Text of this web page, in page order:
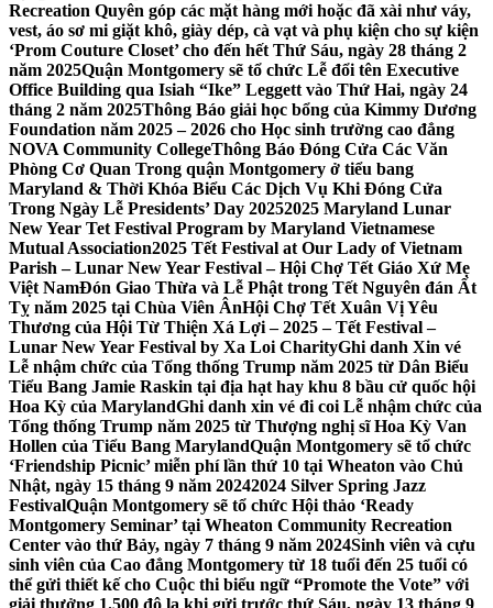
Recreation Quyên góp các mặt hàng mới hoặc đã xài như váy,
vest, áo sơ mi giặt khô, giày dép, cà vạt và phụ kiện cho sự kiện
‘Prom Couture Closet’ cho đến hết Thứ Sáu, ngày 28 tháng 2
năm 2025Quận Montgomery sẽ tổ chức Lễ đổi tên Executive
Office Building qua Isiah “Ike” Leggett vào Thứ Hai, ngày 24
tháng 2 năm 2025Thông Báo giải học bổng của Kimmy Dương
Foundation năm 2025 – 2026 cho Học sinh trường cao đẳng
NOVA Community CollegeThông Báo Đóng Cửa Các Văn
Phòng Cơ Quan Trong quận Montgomery ở tiểu bang
Maryland & Thời Khóa Biểu Các Dịch Vụ Khi Đóng Cửa
Trong Ngày Lễ Presidents’ Day 20252025 Maryland Lunar
New Year Tet Festival Program by Maryland Vietnamese
Mutual Association2025 Tết Festival at Our Lady of Vietnam
Parish – Lunar New Year Festival – Hội Chợ Tết Giáo Xứ Mẹ
Việt NamĐón Giao Thừa và Lễ Phật trong Tết Nguyên đán Ất
Tỵ năm 2025 tại Chùa Viên ÂnHội Chợ Tết Xuân Vị Yêu
Thương của Hội Từ Thiện Xá Lợi – 2025 – Tết Festival –
Lunar New Year Festival by Xa Loi CharityGhi danh Xin vé
Lễ nhậm chức của Tổng thống Trump năm 2025 từ Dân Biểu
Tiểu Bang Jamie Raskin tại địa hạt hay khu 8 bầu cử quốc hội
Hoa Kỳ của MarylandGhi danh xin vé đi coi Lễ nhậm chức của
Tổng thống Trump năm 2025 từ Thượng nghị sĩ Hoa Kỳ Van
Hollen của Tiểu Bang MarylandQuận Montgomery sẽ tổ chức
‘Friendship Picnic’ miễn phí lần thứ 10 tại Wheaton vào Chủ
Nhật, ngày 15 tháng 9 năm 20242024 Silver Spring Jazz
FestivalQuận Montgomery sẽ tổ chức Hội thảo ‘Ready
Montgomery Seminar’ tại Wheaton Community Recreation
Center vào thứ Bảy, ngày 7 tháng 9 năm 2024Sinh viên và cựu
sinh viên của Cao đẳng Montgomery từ 18 tuổi đến 25 tuổi có
thể gửi thiết kế cho Cuộc thi biểu ngữ “Promote the Vote” với